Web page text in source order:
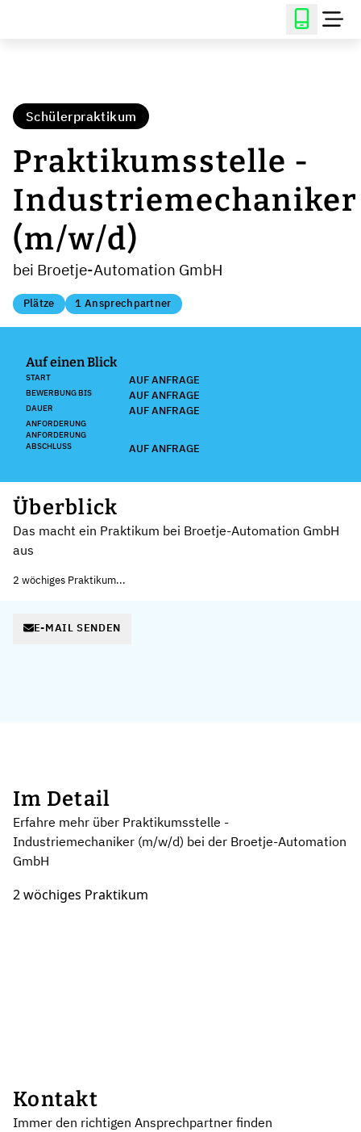
Schülerpraktikum
Praktikumsstelle -
Industriemechaniker
(m/w/d)
bei Broetje-Automation GmbH
Plätze 1 Ansprechpartner
Auf einen Blick
START AUF ANFRAGE
BEWERBUNG BIS AUF ANFRAGE
DAUER AUF ANFRAGE
ANFORDERUNG
ANFORDERUNG
ABSCHLUSS
AUF ANFRAGE
Überblick
Das macht ein Praktikum bei Broetje-Automation GmbH
aus
2 wöchiges Praktikum...
E-MAIL SENDEN
Im Detail
Erfahre mehr über Praktikumsstelle -
Industriemechaniker (m/w/d) bei der Broetje-Automation
GmbH
2 wöchiges Praktikum
Kontakt
Immer den richtigen Ansprechpartner finden